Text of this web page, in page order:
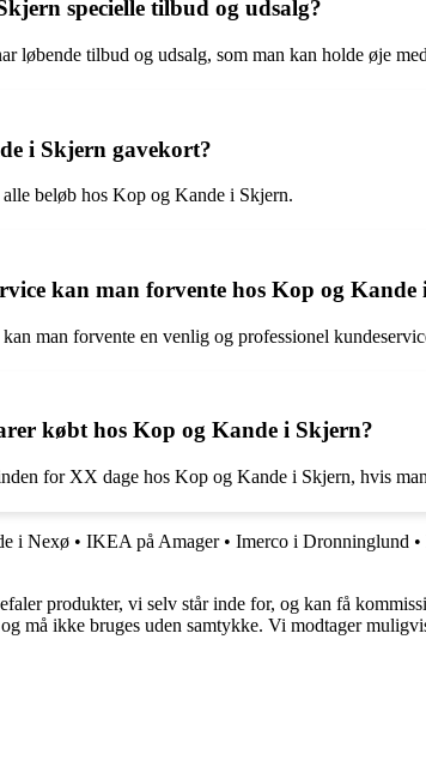
specielle tilbud og udsalg?
løbende tilbud og udsalg, som man kan holde øje
i Skjern gavekort?
beløb hos Kop og Kande i Skjern.
kan man forvente hos Kop og Kande
man forvente en venlig og professionel
købt hos Kop og Kande i Skjern?
for XX dage hos Kop og Kande i Skjern, hvis
i Nexø • IKEA på Amager• Imerco i Dronninglund •
produkter, vi selv står inde for, og kan få
må ikke bruges uden samtykke. Vi modtager